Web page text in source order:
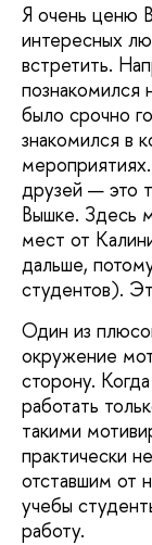
Я очень ценю
интересных
встретить.
познакомился
было срочно
знакомился в
друзей — это
Вышке. Здесь
мест от
дальше,
студентов).
Один из
окружение
сторону.
работать
такими
практически
отставшим от
учебы
работу.